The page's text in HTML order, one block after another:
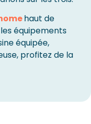
haut de
équipements
équipée,
profitez de la